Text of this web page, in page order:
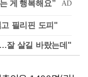
필리핀 도피"
잘 살길 바랐는데"